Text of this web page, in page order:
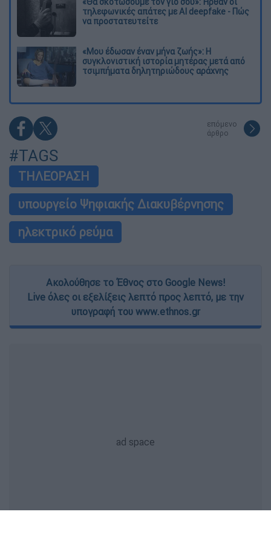
τηλεφωνικές απάτες με AI deepfake - Πώς
να προστατευτείτε
«Μου έδωσαν έναν μήνα ζωής»: Η
συγκλονιστική ιστορία μητέρας μετά από
τσιμπήματα δηλητηριώδους αράχνης
επόμενο
άρθρο
#TAGS
ΤΗΛΕΟΡΑΣΗ
υπουργείο Ψηφιακής Διακυβέρνησης
ηλεκτρικό ρεύμα
Ακολούθησε το Έθνος στο Google News!
Live όλες οι εξελίξεις λεπτό προς λεπτό, με την
υπογραφή του www.ethnos.gr